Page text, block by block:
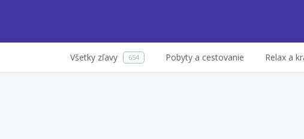
Všetky zľavy 654 Pobyty a cestovanie Relax a